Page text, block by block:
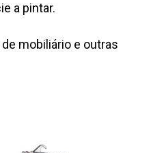
a pintar.
mobiliário e outras